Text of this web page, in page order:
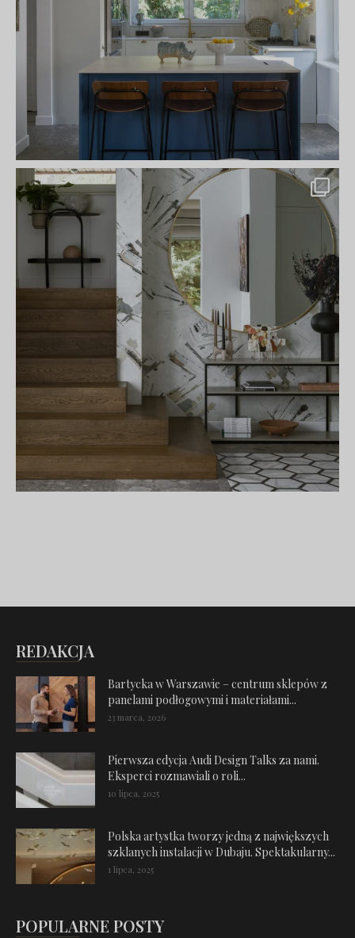
REDAKCJA
Bartycka w Warszawie – centrum sklepów z
panelami podłogowymi i materiałami...
23 marca, 2026
Pierwsza edycja Audi Design Talks za nami.
Eksperci rozmawiali o roli...
10 lipca, 2025
Polska artystka tworzy jedną z największych
szklanych instalacji w Dubaju. Spektakularny...
1 lipca, 2025
POPULARNE POSTY